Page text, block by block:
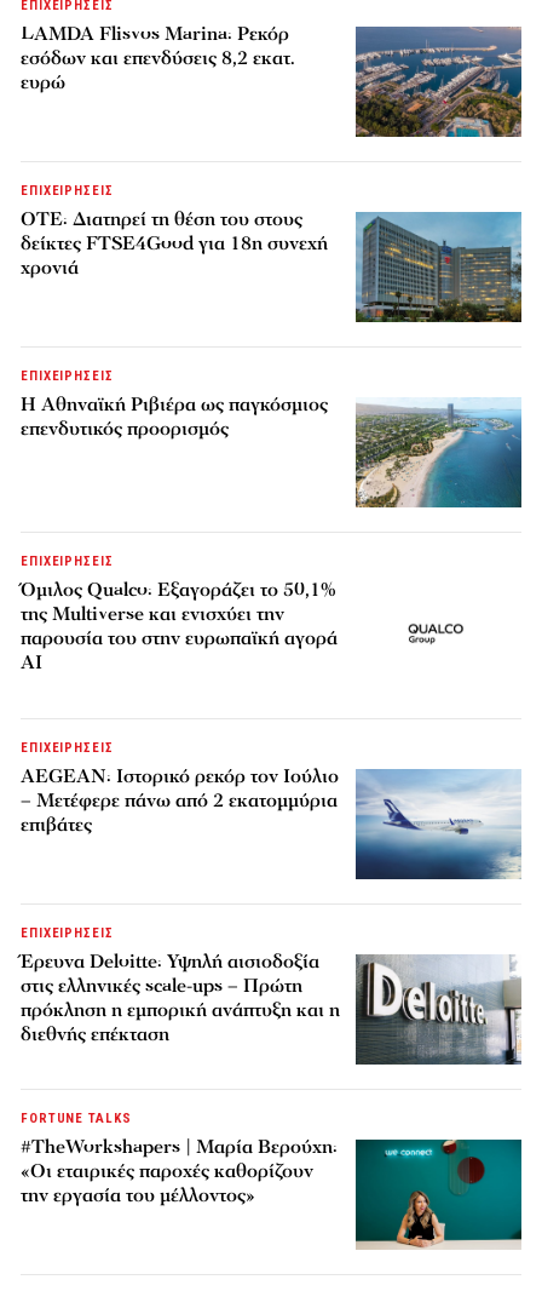
ΕΠΙΧΕΙΡΗΣΕΙΣ
LAMDA Flisvos Marina: Ρεκόρ
εσόδων και επενδύσεις 8,2 εκατ.
ευρώ
ΕΠΙΧΕΙΡΗΣΕΙΣ
ΟΤΕ: Διατηρεί τη θέση του στους
δείκτες FTSE4Good για 18η συνεχή
χρονιά
ΕΠΙΧΕΙΡΗΣΕΙΣ
Η Αθηναϊκή Ριβιέρα ως παγκόσμιος
επενδυτικός προορισμός
ΕΠΙΧΕΙΡΗΣΕΙΣ
Όμιλος Qualco: Εξαγοράζει το 50,1%
της Multiverse και ενισχύει την
παρουσία του στην ευρωπαϊκή αγορά
AI
ΕΠΙΧΕΙΡΗΣΕΙΣ
AEGEAN: Ιστορικό ρεκόρ τον Ιούλιο
– Μετέφερε πάνω από 2 εκατομμύρια
επιβάτες
ΕΠΙΧΕΙΡΗΣΕΙΣ
Έρευνα Deloitte: Υψηλή αισιοδοξία
στις ελληνικές scale-ups – Πρώτη
πρόκληση η εμπορική ανάπτυξη και η
διεθνής επέκταση
FORTUNE TALKS
#TheWorkshapers | Μαρία Βερούχη:
«Οι εταιρικές παροχές καθορίζουν
την εργασία του μέλλοντος»